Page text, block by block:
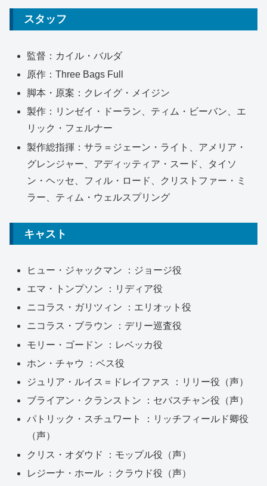
スタッフ
監督： カイル・バルダ
原作：Three Bags Full
脚本・原案： クレイグ・メイジン
製作：リンゼイ・ドーラン、ティム・ビーバン、エ
リック・フェルナー
製作総指揮：サラ＝ジェーン・ライト、アメリア・
グレンジャー、アディッティア・スード、タイソ
ン・ヘッセ、フィル・ロード、クリストファー・ミ
ラー、ティム・ウェルスプリング
キャスト
ヒュー・ジャックマン ：ジョージ役
エマ・トンプソン ：リディア役
ニコラス・ガリツィン ：エリオット役
ニコラス・ブラウン ：デリー巡査役
モリー・ゴードン ：レベッカ役
ホン・チャウ
：ベス役
ジュリア・ルイス＝ドレイファス
：リリー役（声）
ブライアン・クランストン ：セバスチャン役（声）
パトリック・スチュワート
：リッチフィールド卿役
（声）
クリス・オダウド
：モップル役（声）
レジーナ・ホール ：クラウド役（声）